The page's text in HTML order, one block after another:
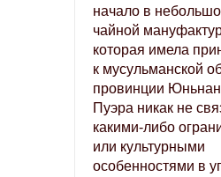
начало в
чайной
которая имела
к мусульманской
провинции
Пуэра никак не
какими-либо
или культурными
особенностями в